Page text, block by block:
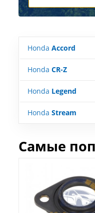
Honda Accord
Honda CR-Z
Honda Legend
Honda Stream
Самые